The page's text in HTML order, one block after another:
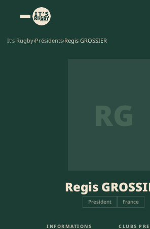
It's Rugby›Présidents›Regis GROSSIER
RG
Regis
President France
INFORMATIONS CLUBS